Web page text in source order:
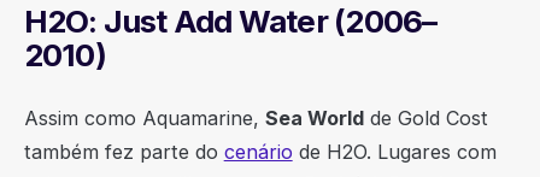
H2O: Just Add Water (2006–
2010)
Assim como Aquamarine, Sea Worldde Gold Cost
também fez parte do cenário de H2O. Lugares com